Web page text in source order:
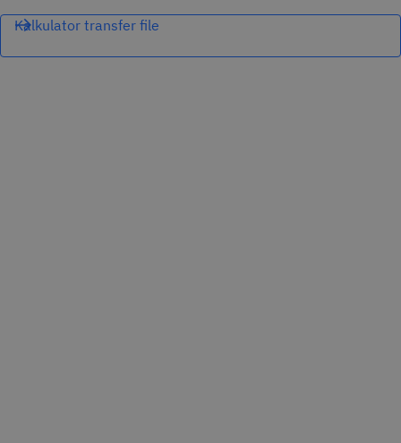
Kalkulator transfer file